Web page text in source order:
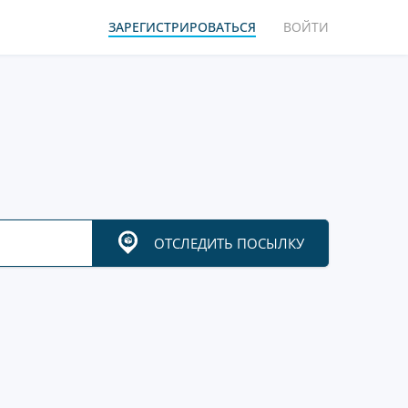
ЗАРЕГИСТРИРОВАТЬСЯ ВОЙТИ
ОТСЛЕДИТЬ ПОСЫЛКУ